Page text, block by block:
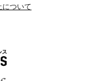
ついて